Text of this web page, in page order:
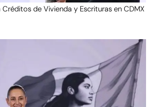
de Vivienda y Escrituras en CDMX